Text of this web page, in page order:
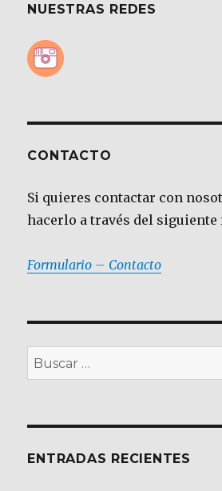
NUESTRAS REDES
CONTACTO
Si quieres contactar con
hacerlo a través del
Formulario – Contacto
Buscar
por:
ENTRADAS RECIENTES